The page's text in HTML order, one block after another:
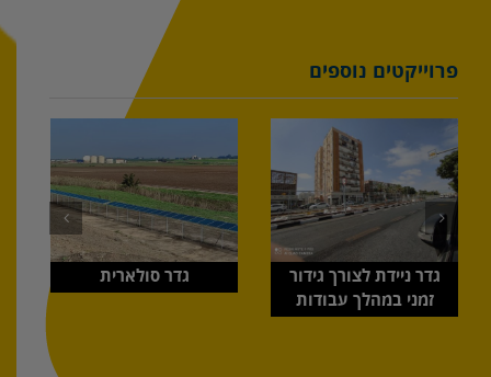
פרוייקטים נוספים
גדר סולארית
גדר ניידת לצורך גידור
זמני במהלך עבודות